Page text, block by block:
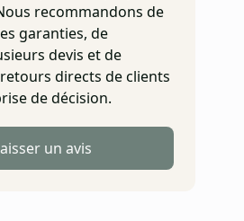
recommandons de
garanties, de
devis et de
directs de clients
de décision.
un avis